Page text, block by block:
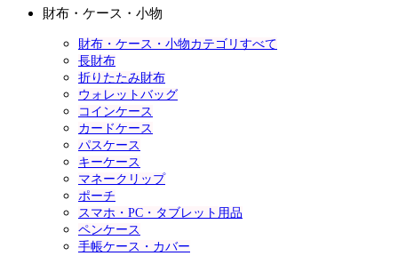
財布・ケース・小物
財布・ケース・小物カテゴリすべて
長財布
折りたたみ財布
ウォレットバッグ
コインケース
カードケース
パスケース
キーケース
マネークリップ
ポーチ
スマホ・PC・タブレット用品
ペンケース
手帳ケース・カバー